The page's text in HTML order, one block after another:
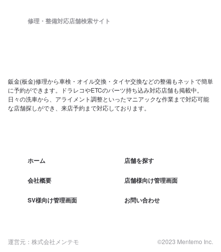
修理・整備対応店舗検索サイト
鈑金(板金)修理から車検・オイル交換・タイヤ交換などの整備もネットで簡単
に予約ができます。ドラレコやETCのパーツ持ち込み対応店舗も掲載中。
日々の洗車から、アライメント調整といったマニアックな作業まで対応可能
な店舗探しができ、来店予約まで対応しております。
ホーム 店舗を探す
会社概要 店舗様向け管理画面
SV様向け管理画面 お問い合わせ
運営元：株式会社メンテモ ©2023 Mentemo Inc.